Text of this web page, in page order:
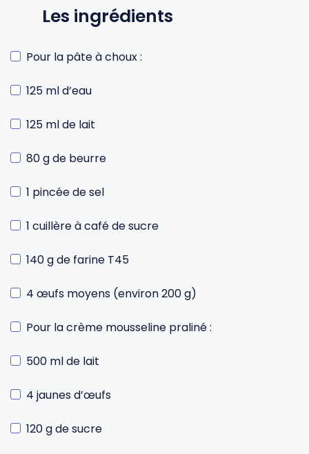
Les ingrédients
Pour la pâte à choux :
125 ml d’eau
125 ml de lait
80 g de beurre
1 pincée de sel
1 cuillère à café de sucre
140 g de farine T45
4 œufs moyens (environ 200 g)
Pour la crème mousseline praliné :
500 ml de lait
4 jaunes d’œufs
120 g de sucre